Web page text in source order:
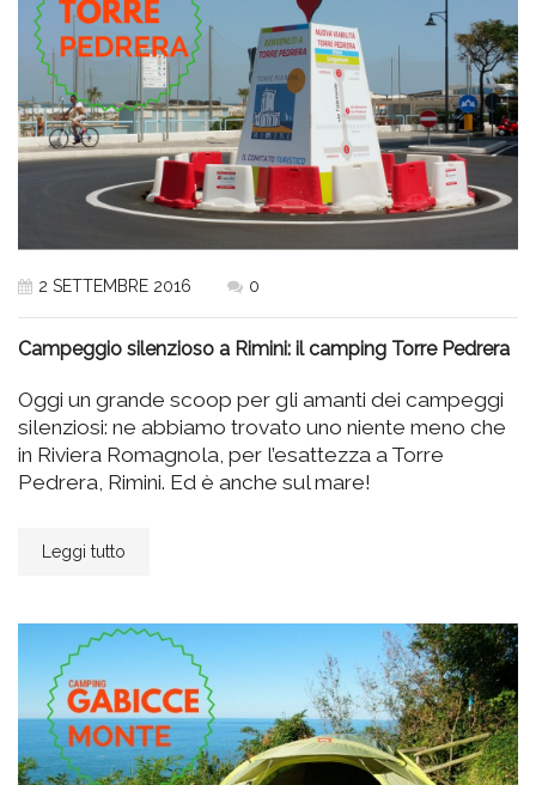
2 SETTEMBRE 2016 0
Campeggio silenzioso a Rimini: il camping Torre Pedrera
Oggi un grande scoop per gli amanti dei campeggi
silenziosi: ne abbiamo trovato uno niente meno che
in Riviera Romagnola, per l’esattezza a Torre
Pedrera, Rimini. Ed è anche sul mare!
Leggi tutto